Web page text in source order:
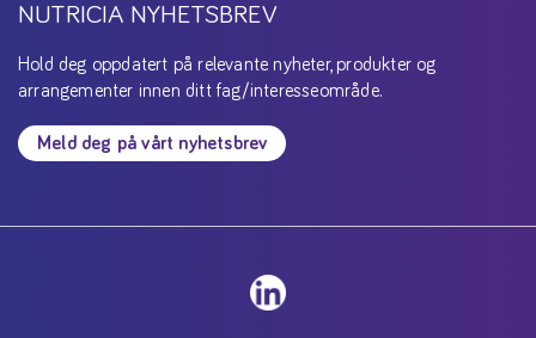
NUTRICIA NYHETSBREV
Hold deg oppdatert på relevante nyheter, produkter og
arrangementer innen ditt fag/interesseområde.
Meld deg på vårt nyhetsbrev